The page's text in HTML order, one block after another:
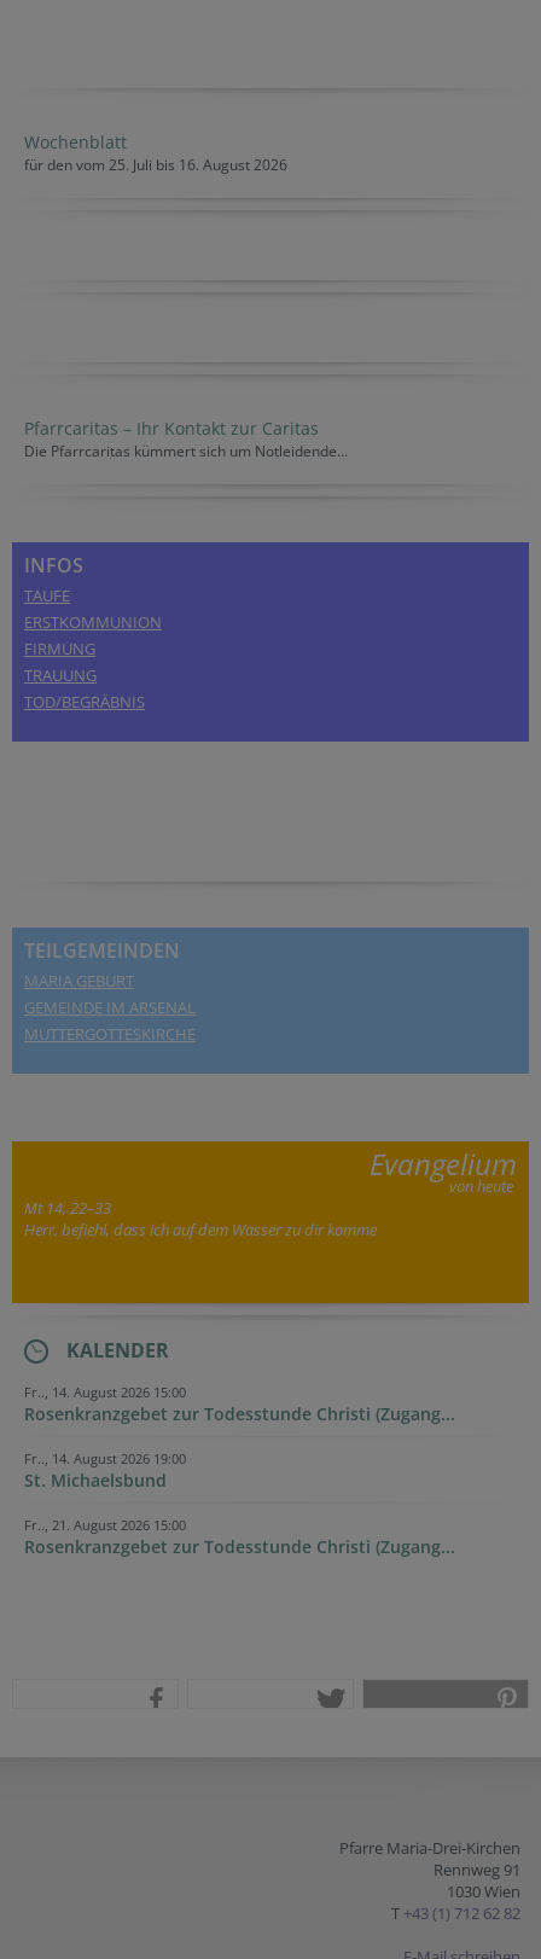
Wochenblatt
für den vom 25. Juli bis 16. August 2026
Pfarrcaritas – Ihr Kontakt zur Caritas
Die Pfarrcaritas kümmert sich um Notleidende...
INFOS
TAUFE
ERSTKOMMUNION
FIRMUNG
TRAUUNG
TOD/BEGRÄBNIS
TEILGEMEINDEN
MARIA GEBURT
GEMEINDE IM ARSENAL
MUTTERGOTTESKIRCHE
Evangelium
von heute
Mt 14, 22–33
Herr, befiehl, dass ich auf dem Wasser zu dir komme
KALENDER
Fr.., 14. August 2026 15:00
Rosenkranzgebet zur Todesstunde Christi (Zugang...
Fr.., 14. August 2026 19:00
St. Michaelsbund
Fr.., 21. August 2026 15:00
Rosenkranzgebet zur Todesstunde Christi (Zugang...
Pfarre Maria-Drei-Kirchen
Rennweg 91
1030 Wien
T +43 (1) 712 62 82